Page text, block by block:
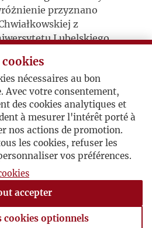
przyznano
z
Lubelskiego
monografii”. W
nagrodę
Dryglas-
Uniwersytetu Mikołaja
za rozprawę pt.
Wybrane
ufundowała
RP, konkurs obywa
Marszałka Senatu.
Emigracji na FB
nécessaires au bon
Avec votre consentement,
des cookies analytiques et
à mesurer l'intérêt porté à
nos actions de promotion.
les cookies, refuser les
vos préférences.
accepter
cookies optionnels